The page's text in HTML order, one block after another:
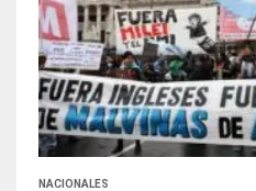
NACIONALES